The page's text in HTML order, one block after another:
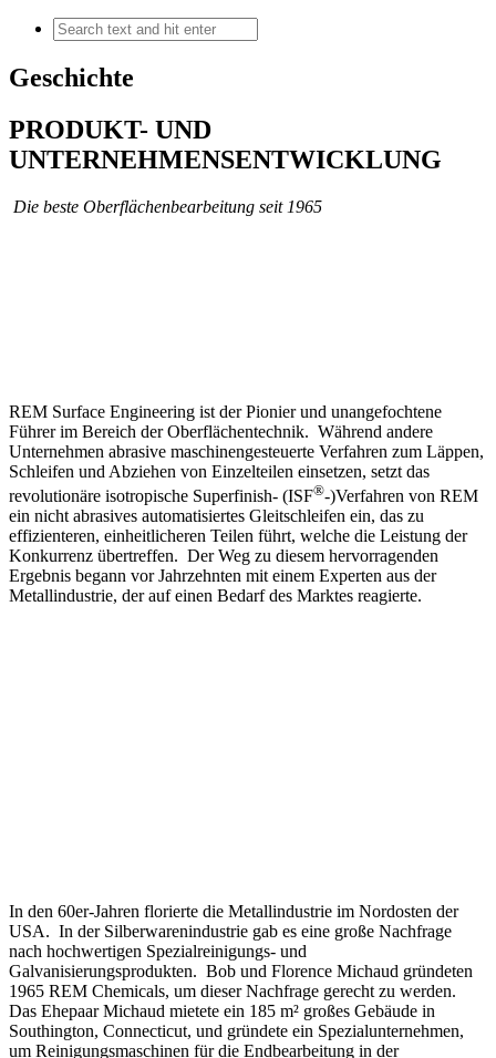
Geschichte
PRODUKT- UND
UNTERNEHMENSENTWICKLUNG
Die beste Oberflächenbearbeitung seit 1965
REM Surface Engineering ist der Pionier und unangefochtene
Führer im Bereich der Oberflächentechnik. Während andere
Unternehmen abrasive maschinengesteuerte Verfahren zum Läppen,
Schleifen und Abziehen von Einzelteilen einsetzen, setzt das
revolutionäre isotropische Superfinish- (ISF®-)Verfahren von REM
ein nicht abrasives automatisiertes Gleitschleifen ein, das zu
effizienteren, einheitlicheren Teilen führt, welche die Leistung der
Konkurrenz übertreffen. Der Weg zu diesem hervorragenden
Ergebnis begann vor Jahrzehnten mit einem Experten aus der
Metallindustrie, der auf einen Bedarf des Marktes reagierte.
In den 60er-Jahren florierte die Metallindustrie im Nordosten der
USA. In der Silberwarenindustrie gab es eine große Nachfrage
nach hochwertigen Spezialreinigungs- und
Galvanisierungsprodukten. Bob und Florence Michaud gründeten
1965 REM Chemicals, um dieser Nachfrage gerecht zu werden.
Das Ehepaar Michaud mietete ein 185 m² großes Gebäude in
Southington, Connecticut, und gründete ein Spezialunternehmen,
um Reinigungsmaschinen für die Endbearbeitung in der